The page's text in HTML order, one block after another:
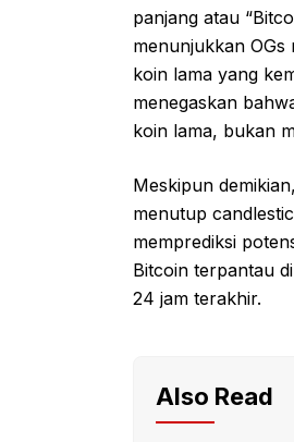
panjang atau
menunjukkan
koin lama yang
menegaskan
koin lama, bukan
Meskipun
menutup
memprediksi
Bitcoin terpantau
24 jam terakhir.
Also Read